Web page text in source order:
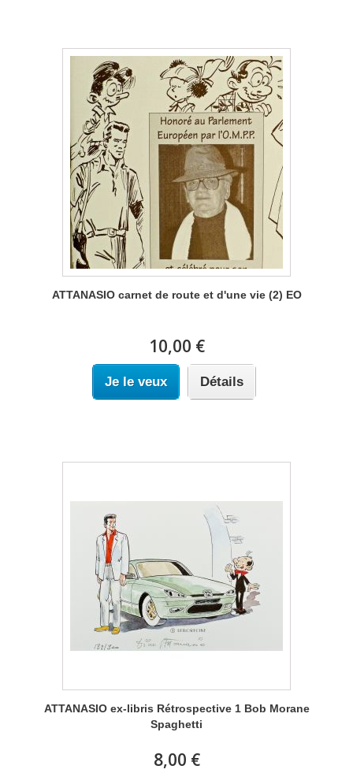
ATTANASIO carnet de route et d'une vie (2) EO
10,00 €
Je le veux Détails
ATTANASIO ex-libris Rétrospective 1 Bob Morane
Spaghetti
8,00 €